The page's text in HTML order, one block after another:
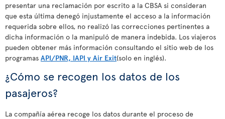
presentar una reclamación por escrito a la CBSA si consideran
que esta última denegó injustamente el acceso a la información
requerida sobre ellos, no realizó las correcciones pertinentes a
dicha información o la manipuló de manera indebida. Los viajeros
pueden obtener más información consultando el sitio web de los
programas API/PNR, IAPI y Air Exit(solo en inglés).
¿Cómo se recogen los datos de los
pasajeros?
La compañía aérea recoge los datos durante el proceso de